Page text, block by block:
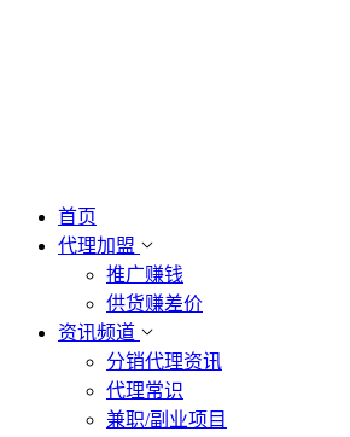
首页
代理加盟
推广赚钱
供货赚差价
资讯频道
分销代理资讯
代理常识
兼职/副业项目